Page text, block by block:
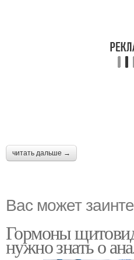
читать дальше →
Вас может
Гормоны
нужно знать о